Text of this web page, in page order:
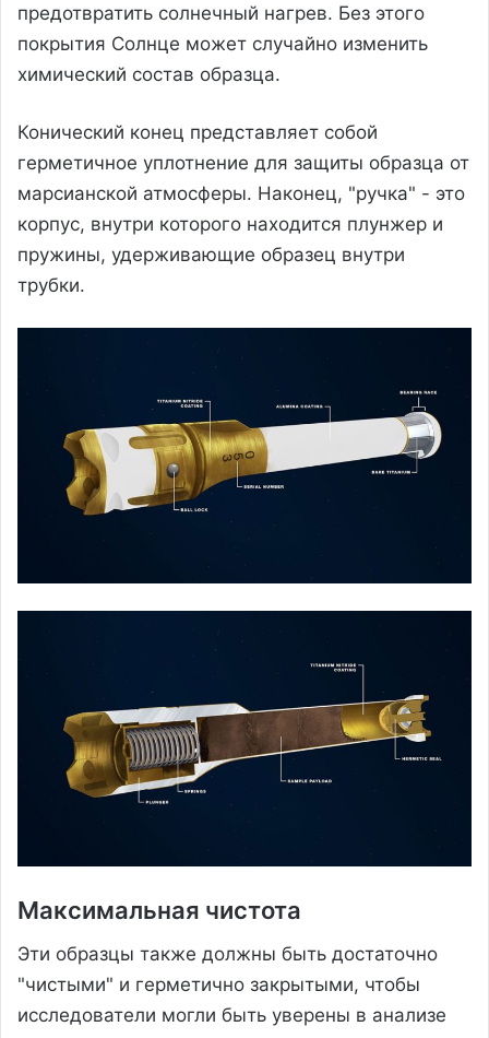
предотвратить солнечный нагрев. Без этого
покрытия Солнце может случайно изменить
химический состав образца.
Конический конец представляет собой
герметичное уплотнение для защиты образца от
марсианской атмосферы. Наконец, "ручка" - это
корпус, внутри которого находится плунжер и
пружины, удерживающие образец внутри
трубки.
Максимальная чистота
Эти образцы также должны быть достаточно
"чистыми" и герметично закрытыми, чтобы
исследователи могли быть уверены в анализе